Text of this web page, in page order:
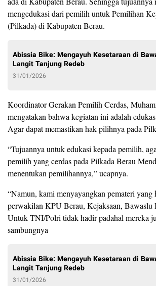
mengedukasi dari pemilih untuk Pemilihan
(Pilkada) di Kabupaten Berau.
Abissia Bike: Mengayuh Kesetaraan di
Langit Tanjung Redeb
31/01/2026
Koordinator Gerakan Pemilih Cerdas,
mengatakan bahwa kegiatan ini adalah
Agar dapat memastikan hak pilihnya pada
“Tujuannya untuk edukasi kepada pemilih,
pemilih yang cerdas pada Pilkada Berau
menentukan pemilihannya,” ucapnya.
“Namun, kami menyayangkan pemateri yang
perwakilan KPU Berau, Kejaksaan,
Untuk TNI/Polri tidak hadir padahal mereka
sambungnya
Abissia Bike: Mengayuh Kesetaraan di
Langit Tanjung Redeb
31/01/2026